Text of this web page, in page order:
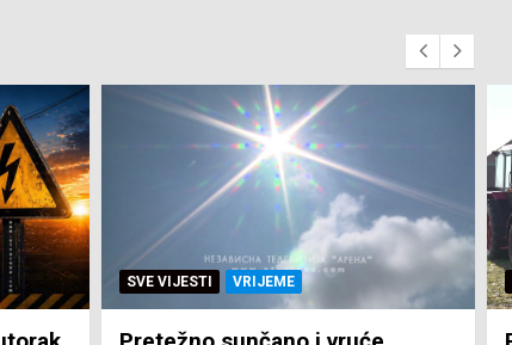
SVE VIJESTI ZEMLJA